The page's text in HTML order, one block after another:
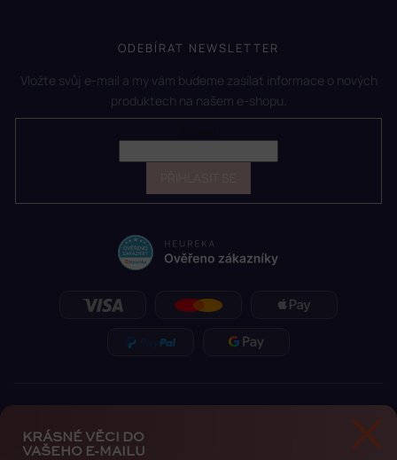
ODEBÍRAT NEWSLETTER
Vložte svůj e-mail a my vám budeme zasílat informace o nových
produktech na našem e-shopu.
KRÁSNÉ VĚCI DO
VAŠEHO E-MAILU